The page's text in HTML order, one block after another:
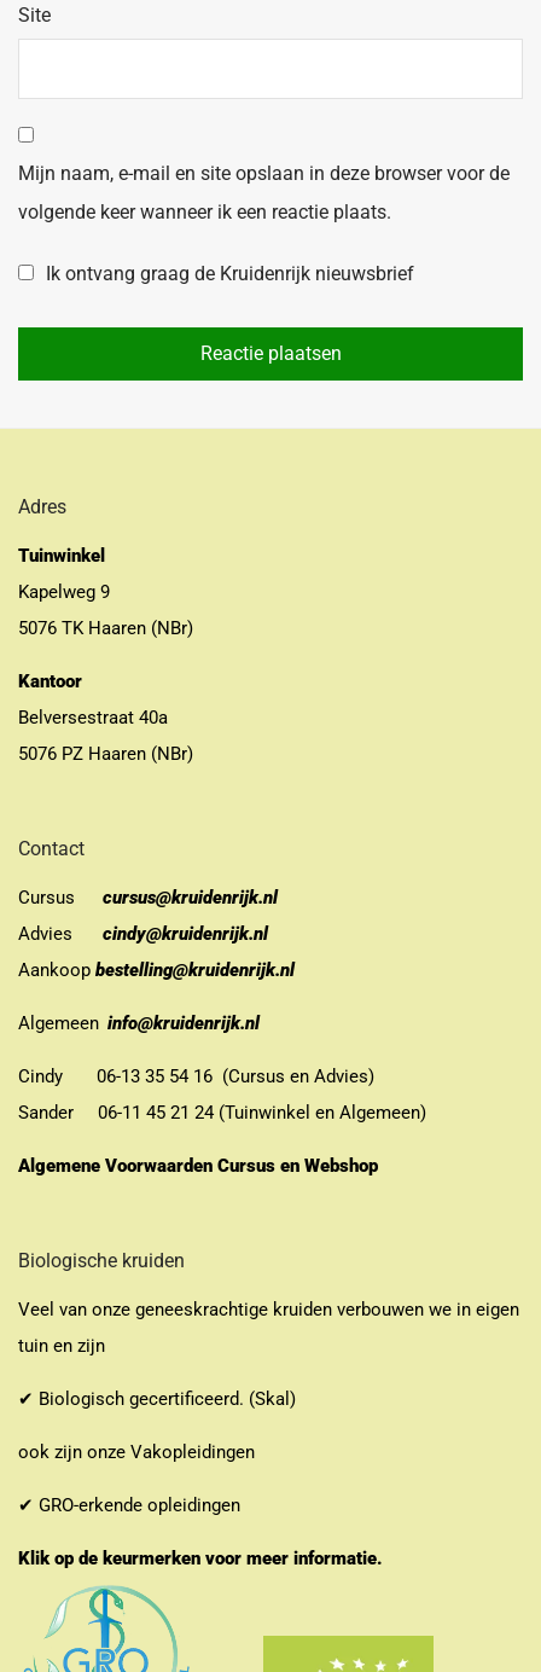
Site
Mijn naam, e-mail en site opslaan in deze browser voor de
volgende keer wanneer ik een reactie plaats.
Ik ontvang graag de Kruidenrijk nieuwsbrief
Adres
Tuinwinkel
Kapelweg 9
5076 TK Haaren (NBr)
Kantoor
Belversestraat 40a
5076 PZ Haaren (NBr)
Contact
Cursus
cursus@kruidenrijk.nl
Advies
cindy@kruidenrijk.nl
Aankoop bestelling@kruidenrijk.nl
Algemeen info@kruidenrijk.nl
Cindy 06-13 35 54 16 (Cursus en Advies)
Sander 06-11 45 21 24 (Tuinwinkel en Algemeen)
Algemene Voorwaarden Cursus en Webshop
Biologische kruiden
Veel van onze geneeskrachtige kruiden verbouwen we in eigen
tuin en zijn
✔ Biologisch gecertificeerd. (Skal)
ook zijn onze Vakopleidingen
✔ GRO-erkende opleidingen
Klik op de keurmerken voor meer informatie.